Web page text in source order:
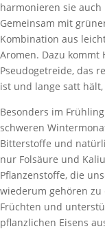
harmonieren sie
Gemeinsam mit
Kombination aus
Aromen. Dazu kommt
Pseudogetreide, das
ist und lange satt
Besonders im
schweren
Bitterstoffe und
nur Folsäure und
Pflanzenstoffe, die
wiederum gehören
Früchten und
pflanzlichen Eisens